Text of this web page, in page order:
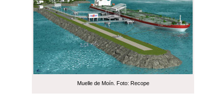
Muelle de Moín. Foto: Recope